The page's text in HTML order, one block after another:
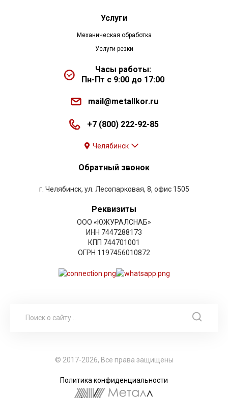
Услуги
Механическая обработка
Услуги резки
Часы работы:
Пн-Пт с 9:00 до 17:00
mail@metallkor.ru
+7 (800) 222-92-85
Челябинск
Обратный звонок
г. Челябинск, ул. Лесопарковая, 8, офис 1505
Реквизиты
ООО «ЮЖУРАЛСНАБ»
ИНН 7447288173
КПП 744701001
ОГРН 1197456010872
© 2017-2026, Все права защищены
Политика конфиденциальности